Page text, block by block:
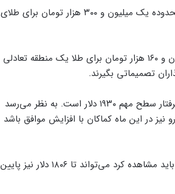
مجتبی دیبا، کارشناس بازارهای مالی در گفتگو با تجارت‌نیوز بیان کرد: محدوده یک میلیون و ۳۰۰ هزار تومان برای طلای
دیبا در مورد محدوده تعادلی توضیح داد: از دیدگاه تعادلی نیز یک میلیون و ۱۶۰ هزار تومان برای طلا یک منطقه تعادلی
تصمیماتی بگیرند.
او درمور انس جهانی طلا نیز گفت: در بازار طلای جهانی نیز فعلا قیمت گرفتار سطح مهم ۱۹۳۰ دلار است. به ‌نظر می‌رسد
در این ماه کماکان با افزایش موافق باشد
دیبا ادامه داد: انس جهانی امکان دیدن قیمت ۱۹۴۰ دلار را هم دارد. بعد باید مشاهده کرد می‌تواند تا ۱۸۰۶ دلار نیز پایین